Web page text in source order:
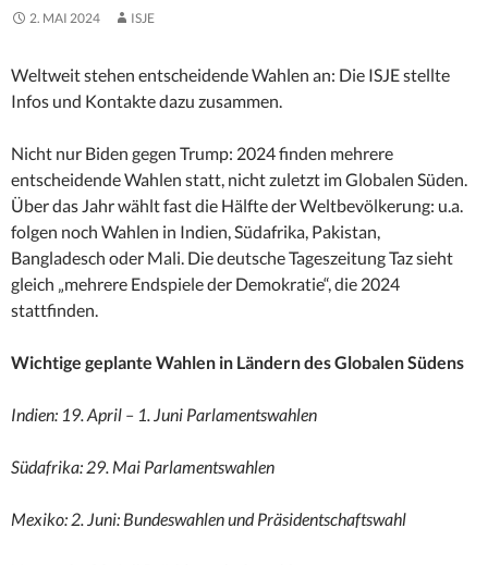
2. MAI 2024 ISJE
Weltweit stehen entscheidende Wahlen an: Die ISJE stellte
Infos und Kontakte dazu zusammen.
Nicht nur Biden gegen Trump: 2024 finden mehrere
entscheidende Wahlen statt, nicht zuletzt im Globalen Süden.
Über das Jahr wählt fast die Hälfte der Weltbevölkerung: u.a.
folgen noch Wahlen in Indien, Südafrika, Pakistan,
Bangladesch oder Mali. Die deutsche Tageszeitung Taz sieht
gleich „mehrere Endspiele der Demokratie“, die 2024
stattfinden.
Wichtige geplante Wahlen in Ländern des Globalen Südens
Indien: 19. April – 1. Juni Parlamentswahlen
Südafrika: 29. Mai Parlamentswahlen
Mexiko: 2. Juni: Bundeswahlen und Präsidentschaftswahl